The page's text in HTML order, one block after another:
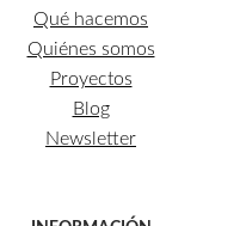
Qué hacemos
Quiénes somos
Proyectos
Blog
Newsletter